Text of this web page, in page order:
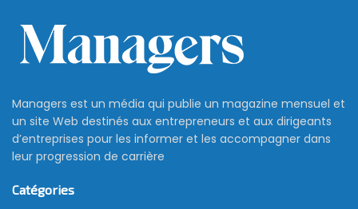
Managers est un média qui publie un magazine mensuel et
un site Web destinés aux entrepreneurs et aux dirigeants
d’entreprises pour les informer et les accompagner dans
leur progression de carrière
Catégories